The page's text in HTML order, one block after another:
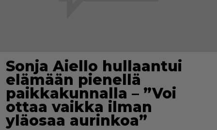
Sonja Aiello hullaantui
elämään pienellä
paikkakunnalla – ”Voi
ottaa vaikka ilman
yläosaa aurinkoa”